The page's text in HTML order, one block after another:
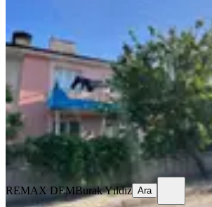
Eşyalı Kiralık 2+1
Merkez, Kazım Karabekir
2+1·100 m² ·1. Kat ·
12.750 ₺
REMAX DEM Burak Yıldız
Ara
REMAX DEMBurak Yıldız Ara